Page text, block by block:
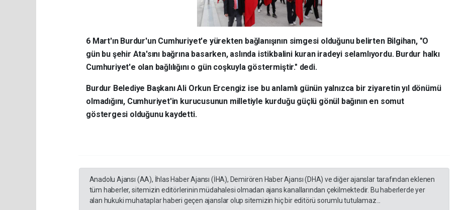
6 Mart'ın Burdur'un Cumhuriyet'e yürekten bağlanışının simgesi olduğunu belirten Bilgihan, "O
gün bu şehir Ata'sını bağrına basarken, aslında istikbalini kuran iradeyi selamlıyordu. Burdur halkı
Cumhuriyet'e olan bağlılığını o gün coşkuyla göstermiştir." dedi.
Burdur Belediye Başkanı Ali Orkun Ercengiz ise bu anlamlı günün yalnızca bir ziyaretin yıl dönümü
olmadığını, Cumhuriyet'in kurucusunun milletiyle kurduğu güçlü gönül bağının en somut
göstergesi olduğunu kaydetti.
Anadolu Ajansı (AA), İhlas Haber Ajansı (İHA), Demirören Haber Ajansı (DHA) ve diğer ajanslar tarafından eklenen
tüm haberler, sitemizin editörlerinin müdahalesi olmadan ajans kanallarından çekilmektedir. Bu haberlerde yer
alan hukuki muhataplar haberi geçen ajanslar olup sitemizin hiç bir editörü sorumlu tutulamaz...